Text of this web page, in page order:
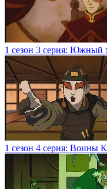
1 сезон 3 серия: Южный
1 сезон 4 серия: Воины